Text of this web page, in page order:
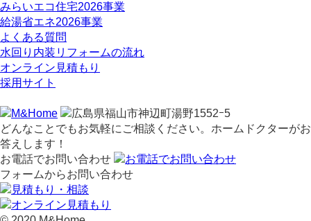
みらいエコ住宅2026事業
給湯省エネ2026事業
よくある質問
水回り内装リフォームの流れ
オンライン見積もり
採用サイト
どんなことでもお気軽にご相談ください。ホームドクターがお
答えします！
お電話でお問い合わせ
フォームからお問い合わせ